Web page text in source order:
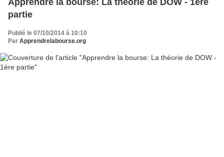
Apprendre la bourse: La théorie de DOW - 1ère
partie
Publié le 07/10/2014 à 10:10
Par Apprendrelabourse.org